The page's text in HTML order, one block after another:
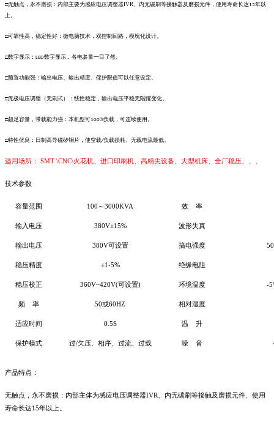
□无触点，永不磨损：内部主要为感应电压调整器IVR 、内无碳刷等接触器及磨损元件，使用寿命长达15年以
上。
□可靠性高，稳定性好：微电脑技术，双控制回路，模塊化设计。
□数字显示： LED数字显示，各电参量一目了然。
□预置功能强：输出电压、输出精度、保护限值可以任意设定。
□无极电压调整（无刷式）：线性稳定，输出电压平稳无階躍变化。
□超足容量，带载能力强：本机型可100%负载，可连续使用。
□特性优良：日制高导磁矽铜片，使空载/负载损耗、无载电流最低。
适用场所： SMT \CNC\火花机、进口印刷机、高精尖设备、大型机床、全厂稳压、、、
技术参数
容量范围 100 ～3000KVA 效 率
输入电压 380V±15% 波形失真
输出电压 380V可设置 搞电强度
稳压精度 ±1-5% 绝缘电阻
稳压校正 360V~420V(可设置) 环境温度 -
频 率 50或60HZ 相对湿度
适应时间 0.5S 温 升
保护模式 过/欠压、相序、过流、过载 噪 音
产品特点：
无触点，永不磨损：内部主体为感应电压调整器IVR 、内无碳刷等接触及磨损元件、使用
寿命长达15年以上。